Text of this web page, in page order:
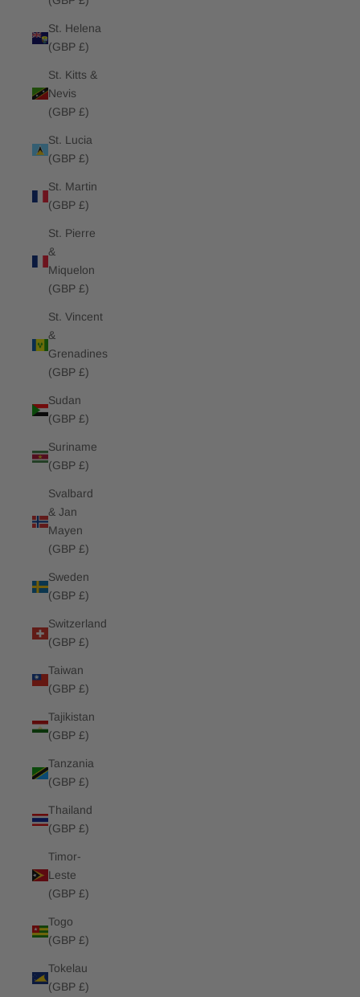
St. Helena
(GBP £)
St. Kitts &
Nevis
(GBP £)
St. Lucia
(GBP £)
St. Martin
(GBP £)
St. Pierre
&
Miquelon
(GBP £)
St. Vincent
&
Grenadines
(GBP £)
Sudan
(GBP £)
Suriname
(GBP £)
Svalbard
& Jan
Mayen
(GBP £)
Sweden
(GBP £)
Switzerland
(GBP £)
Taiwan
(GBP £)
Tajikistan
(GBP £)
Tanzania
(GBP £)
Thailand
(GBP £)
Timor-
Leste
(GBP £)
Togo
(GBP £)
Tokelau
(GBP £)